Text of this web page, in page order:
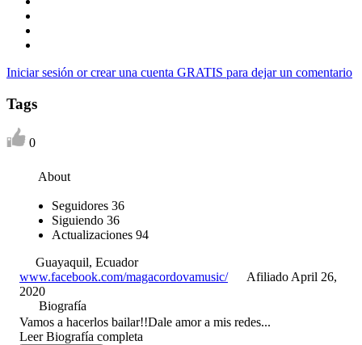
Iniciar sesión or crear una cuenta GRATIS para dejar un comentario
Tags
0
About
Seguidores 36
Siguiendo 36
Actualizaciones 94
Guayaquil, Ecuador
www.facebook.com/magacordovamusic/
Afiliado April 26,
2020
Biografía
Vamos a hacerlos bailar!!Dale amor a mis redes...
Leer Biografía completa